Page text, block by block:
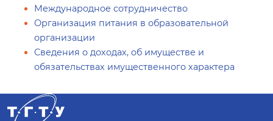
Международное сотрудничество
Организация питания в образовательной
организации
Сведения о доходах, об имуществе и
обязательствах имущественного характера